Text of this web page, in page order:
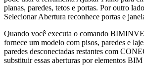
planas, paredes, tetos e portas. Por outro
Selecionar Abertura reconhece portas e
Quando você executa o comando
fornece um modelo com pisos, paredes e
paredes desconectadas restantes com
substituir essas aberturas por elementos